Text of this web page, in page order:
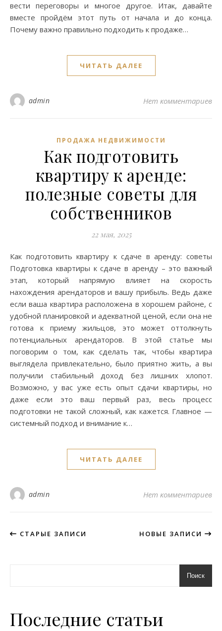
вести переговоры и многое другое. Итак, давайте
вместе пройдём этот путь от начала и до конца.
Почему важно правильно подходить к продаже…
ЧИТАТЬ ДАЛЕЕ
admin Нет комментариев
ПРОДАЖА НЕДВИЖИМОСТИ
Как подготовить
квартиру к аренде:
полезные советы для
собственников
22 мая, 2025
Как подготовить квартиру к сдаче в аренду: советы
Подготовка квартиры к сдаче в аренду – это важный
этап, который напрямую влияет на скорость
нахождения арендаторов и вашу прибыль. Ведь даже
если ваша квартира расположена в хорошем районе, с
удобной планировкой и адекватной ценой, если она не
готова к приему жильцов, это может оттолкнуть
потенциальных арендаторов. В этой статье мы
поговорим о том, как сделать так, чтобы квартира
выглядела привлекательно, было приятно жить, а вы
получили стабильный доход без лишних хлопот.
Возможно, у вас уже есть опыт сдачи квартиры, но
даже если это ваш первый раз, весь процесс
подготовки не такой сложный, как кажется. Главное —
системный подход и внимание к…
ЧИТАТЬ ДАЛЕЕ
admin Нет комментариев
СТАРЫЕ ЗАПИСИ НОВЫЕ ЗАПИСИ
Поиск
Последние статьи